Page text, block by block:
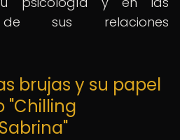
de sus relaciones
brujas y su papel
"Chilling